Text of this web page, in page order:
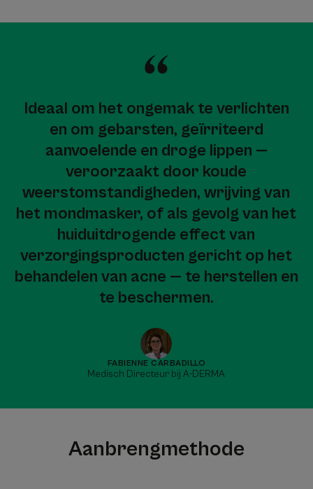
Ideaal om het ongemak te verlichten
en om gebarsten, geïrriteerd
aanvoelende en droge lippen —
veroorzaakt door koude
weerstomstandigheden, wrijving van
het mondmasker, of als gevolg van het
huiduitdrogende effect van
verzorgingsproducten gericht op het
behandelen van acne — te herstellen en
te beschermen.
FABIENNE CARBADILLO
Medisch Directeur bij A-DERMA
Aanbrengmethode